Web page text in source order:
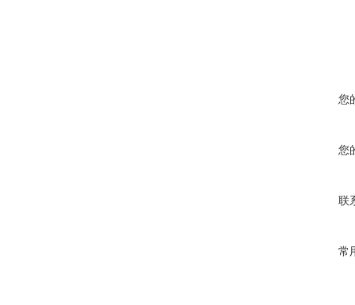
安装姿势
材质：本
材质：隔
您
您
联
常